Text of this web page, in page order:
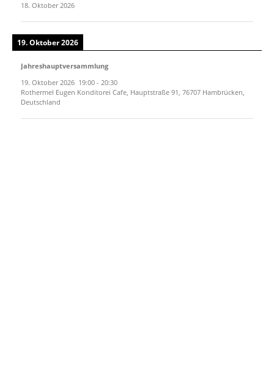
18. Oktober 2026
19. Oktober 2026
Jahreshauptversammlung
19. Oktober 2026 19:00 - 20:30
Rothermel Eugen Konditorei Cafe, Hauptstraße 91, 76707 Hambrücken,
Deutschland